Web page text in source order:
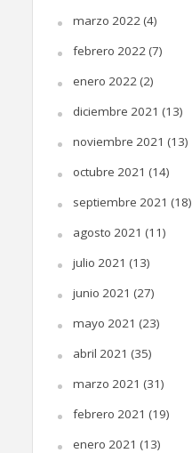
marzo 2022(4)
febrero 2022(7)
enero 2022(2)
diciembre 2021 (13)
noviembre 2021 (13)
octubre 2021 (14)
septiembre 2021 (18)
agosto 2021 (11)
julio 2021 (13)
junio 2021 (27)
mayo 2021 (23)
abril 2021 (35)
marzo 2021 (31)
febrero 2021 (19)
enero 2021 (13)